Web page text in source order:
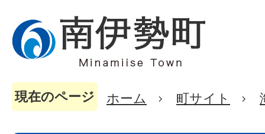
現在のページ ホーム 町サイト